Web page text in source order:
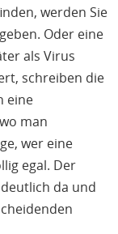
werden Sie
Oder eine
als Virus
schreiben die
eine
man
wer eine
egal. Der
da und